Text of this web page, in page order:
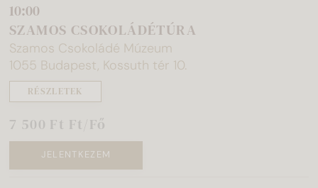
10:00
SZAMOS CSOKOLÁDÉTÚRA
Szamos Csokoládé Múzeum
1055 Budapest, Kossuth tér 10.
RÉSZLETEK
7 500 Ft Ft/Fő
JELENTKEZEM